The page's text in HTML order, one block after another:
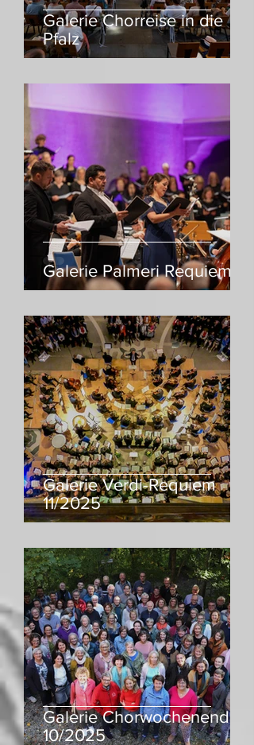
Galerie Chorreise in die
Pfalz
Galerie Palmeri Requiem
Galerie Verdi-Requiem
11/2025
Galerie Chorwochenende
10/2025